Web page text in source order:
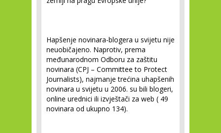
Hapšenje novinara-blogera u svijetu nije
neuobičajeno. Naprotiv, prema
međunarodnom Odboru za zaštitu
novinara (CPJ – Committee to Protect
Journalists), najmanje trećina uhapšenih
novinara u svijetu u 2006. su bili blogeri,
online urednici ili izvještači za web ( 49
novinara od ukupno 134).